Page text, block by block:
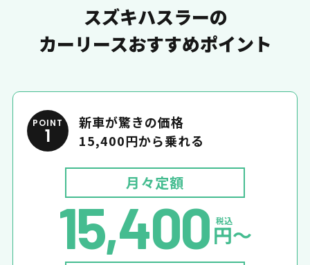
スズキハスラーの
カーリースおすすめポイント
POINT
1
新車が驚きの価格
15,400円から乗れる
月々定額
15,400 税込
円〜